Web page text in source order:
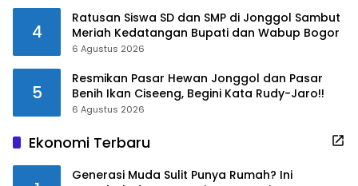
4
Ratusan Siswa SD dan SMP di Jonggol Sambut
Meriah Kedatangan Bupati dan Wabup Bogor
6 Agustus 2026
5
Resmikan Pasar Hewan Jonggol dan Pasar
Benih Ikan Ciseeng, Begini Kata Rudy-Jaro!!
6 Agustus 2026
Ekonomi Terbaru
Generasi Muda Sulit Punya Rumah? Ini